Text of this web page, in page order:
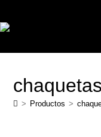
chaquetas
> Productos >